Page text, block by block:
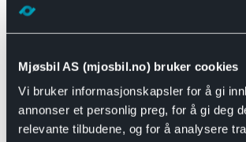
Mjøsbil AS (mjosbil.no) bruker cookies
Vi bruker informasjonskapsler for å gi
annonser et personlig preg, for å gi deg
relevante tilbudene, og for å analysere
Motor og drivverk
Se alle Universal
Bremsedeler
Se alle Bremsedeler
Bremsenippler
Drivline og motor
Se alle Drivline og